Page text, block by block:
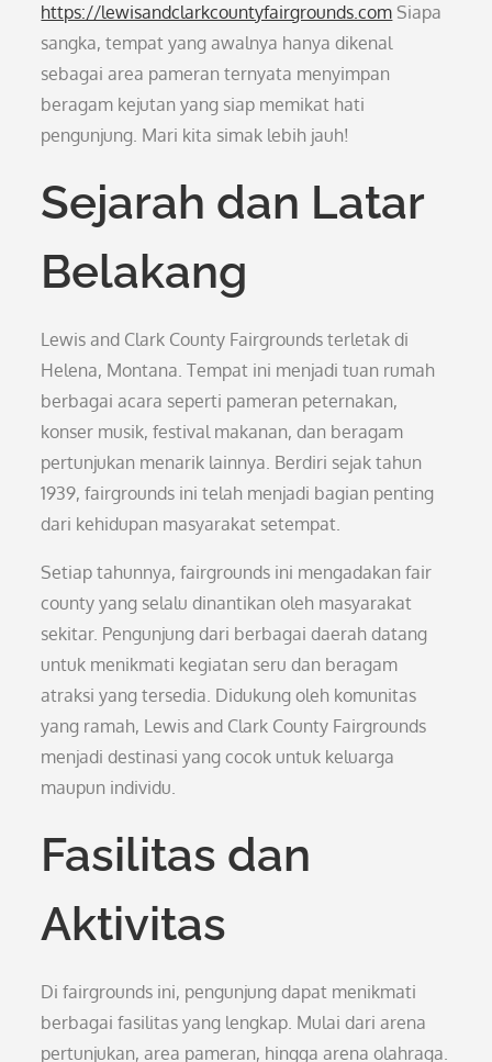
https://lewisandclarkcountyfairgrounds.com Siapa
sangka, tempat yang awalnya hanya dikenal
sebagai area pameran ternyata menyimpan
beragam kejutan yang siap memikat hati
pengunjung. Mari kita simak lebih jauh!
Sejarah dan Latar
Belakang
Lewis and Clark County Fairgrounds terletak di
Helena, Montana. Tempat ini menjadi tuan rumah
berbagai acara seperti pameran peternakan,
konser musik, festival makanan, dan beragam
pertunjukan menarik lainnya. Berdiri sejak tahun
1939, fairgrounds ini telah menjadi bagian penting
dari kehidupan masyarakat setempat.
Setiap tahunnya, fairgrounds ini mengadakan fair
county yang selalu dinantikan oleh masyarakat
sekitar. Pengunjung dari berbagai daerah datang
untuk menikmati kegiatan seru dan beragam
atraksi yang tersedia. Didukung oleh komunitas
yang ramah, Lewis and Clark County Fairgrounds
menjadi destinasi yang cocok untuk keluarga
maupun individu.
Fasilitas dan
Aktivitas
Di fairgrounds ini, pengunjung dapat menikmati
berbagai fasilitas yang lengkap. Mulai dari arena
pertunjukan, area pameran, hingga arena olahraga.